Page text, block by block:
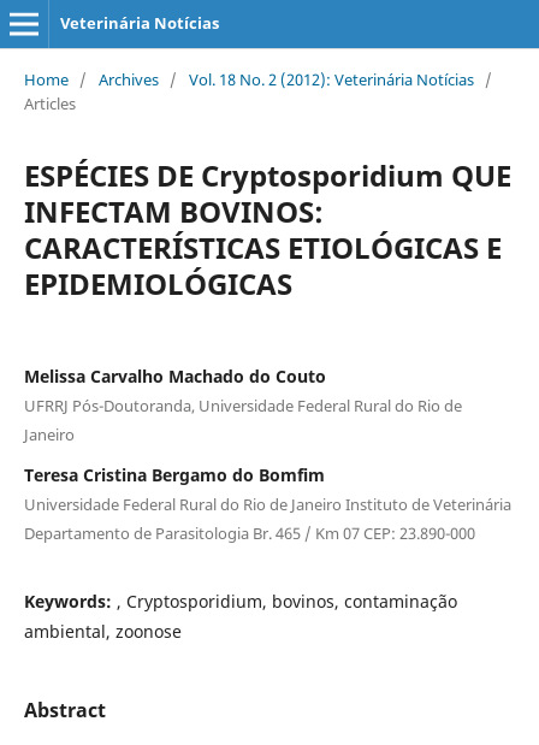
Veterinária Notícias
Home / Archives / Vol. 18 No. 2 (2012): Veterinária Notícias /
Articles
ESPÉCIES DE Cryptosporidium QUE
INFECTAM BOVINOS:
CARACTERÍSTICAS ETIOLÓGICAS E
EPIDEMIOLÓGICAS
Melissa Carvalho Machado do Couto
UFRRJ Pós-Doutoranda, Universidade Federal Rural do Rio de
Janeiro
Teresa Cristina Bergamo do Bomfim
Universidade Federal Rural do Rio de Janeiro Instituto de Veterinária
Departamento de Parasitologia Br. 465 / Km 07 CEP: 23.890-000
Keywords: , Cryptosporidium, bovinos, contaminação
ambiental, zoonose
Abstract